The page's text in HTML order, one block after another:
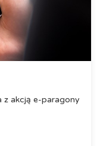
z akcją e-paragony